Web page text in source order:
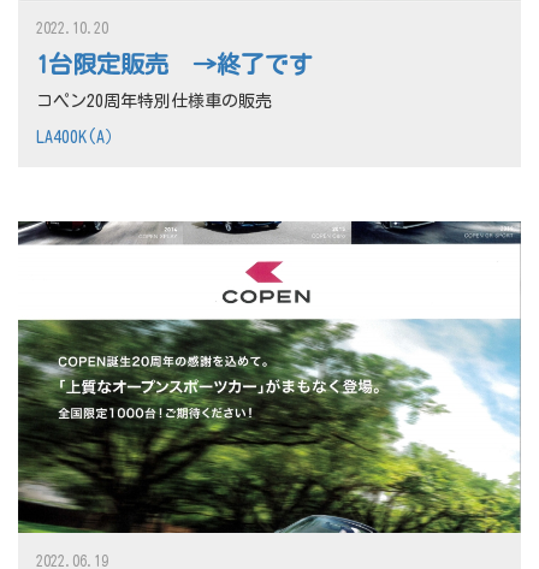
1台限定販売 →終了です
2022.10.20
コペン20周年特別仕様車の販売
LA400K(A）
2022.06.19